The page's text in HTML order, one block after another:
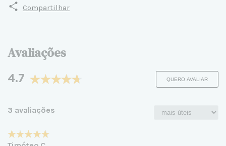
Compartilhar
Avaliações
4.7 QUERO AVALIAR
3 avaliações